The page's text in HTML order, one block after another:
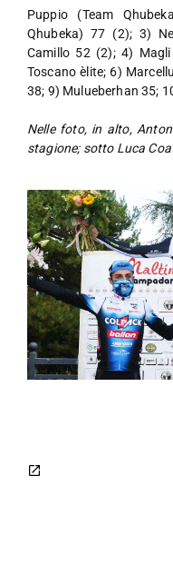
Puppio (Team
Qhubeka) 77 (2); 3)
Camillo 52 (2); 4)
Toscano èlite; 6)
38; 9) Mulueberhan 35;
Nelle foto, in alto,
stagione; sotto Luca